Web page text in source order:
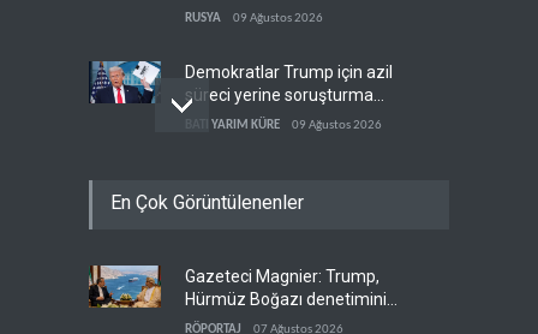
gümrük vergisi
RUSYA 09 Ağustos 2026
Demokratlar Trump için azil
süreci yerine soruşturma
hazırlıyor
BATI YARIM KÜRE 09 Ağustos 2026
Afrika'daki petrol
Pentagon silah şirketlerine
21 gün süre verdi
En Çok Görüntülenenler
Gazeteci Magnier: Trump,
Hürmüz Boğazı denetimini
doğrudan İran ve Umman'a
RÖPORTAJ 07 Ağustos 2026